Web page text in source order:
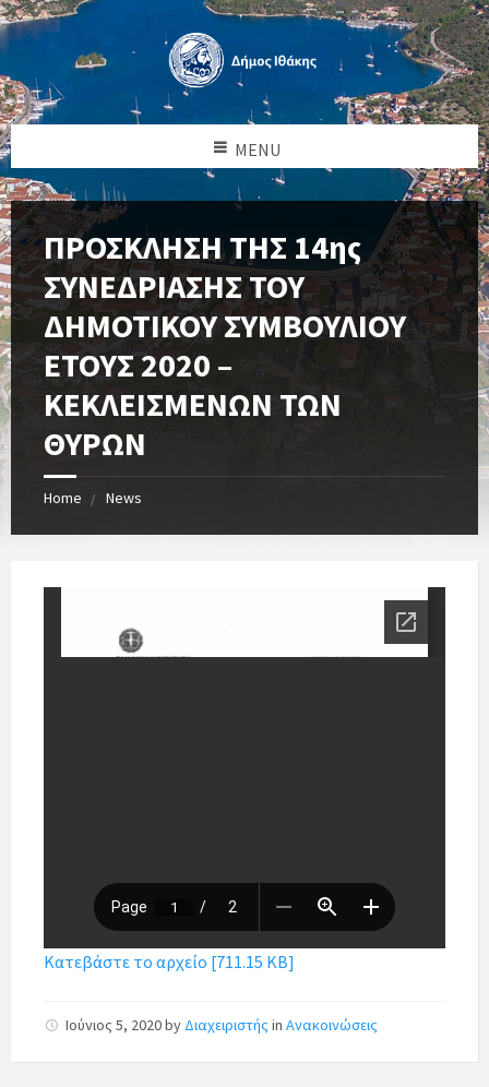
MENU
ΠΡΟΣΚΛΗΣΗ ΤΗΣ 14ης
ΣΥΝΕΔΡΙΑΣΗΣ ΤΟΥ
ΔΗΜΟΤΙΚΟΥ ΣΥΜΒΟΥΛΙΟΥ
ΕΤΟΥΣ 2020 –
ΚΕΚΛΕΙΣΜΕΝΩΝ ΤΩΝ
ΘΥΡΩΝ
Home News
Κατεβάστε το αρχείο [711.15 KB]
Ιούνιος 5, 2020by Διαχειριστής in Ανακοινώσεις